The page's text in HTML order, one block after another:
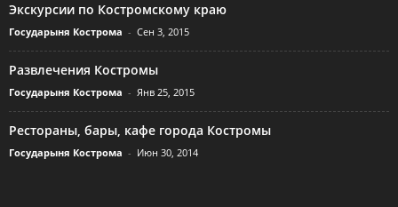
Экскурсии по Костромскому краю
Государыня Кострома - Сен 3, 2015
Развлечения Костромы
Государыня Кострома - Янв 25, 2015
Рестораны, бары, кафе города Костромы
Государыня Кострома - Июн 30, 2014